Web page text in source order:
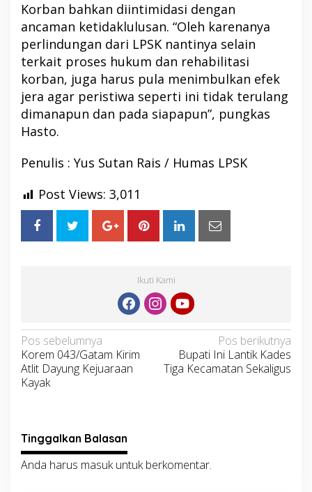
Korban bahkan diintimidasi dengan
ancaman ketidaklulusan. “Oleh karenanya
perlindungan dari LPSK nantinya selain
terkait proses hukum dan rehabilitasi
korban, juga harus pula menimbulkan efek
jera agar peristiwa seperti ini tidak terulang
dimanapun dan pada siapapun”, pungkas
Hasto.
Penulis : Yus Sutan Rais / Humas LPSK
Post Views: 3,011
Ikuti Kami
Navigasi
pos
Pos sebelumnya
Korem 043/Gatam Kirim
Atlit Dayung Kejuaraan
Kayak
Pos berikutnya
Bupati Ini Lantik Kades
Tiga Kecamatan Sekaligus
Tinggalkan Balasan
Anda harus masukuntuk berkomentar.